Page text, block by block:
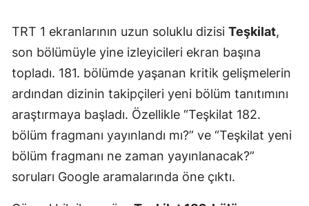
TRT 1 ekranlarının uzun soluklu dizisi Teşkilat,
son bölümüyle yine izleyicileri ekran başına
topladı. 181. bölümde yaşanan kritik gelişmelerin
ardından dizinin takipçileri yeni bölüm tanıtımını
araştırmaya başladı. Özellikle “Teşkilat 182.
bölüm fragmanı yayınlandı mı?” ve “Teşkilat yeni
bölüm fragmanı ne zaman yayınlanacak?”
soruları Google aramalarında öne çıktı.